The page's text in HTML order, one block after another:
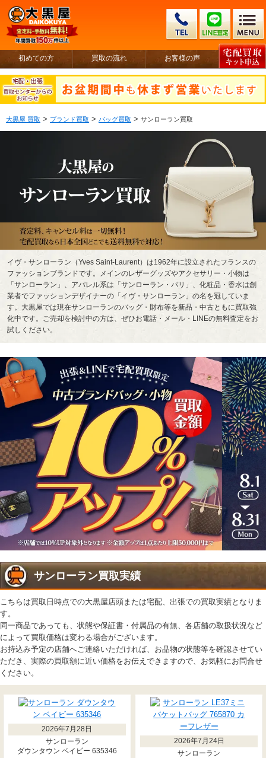
初めての方 買取の流れ お客様の声
大黒屋 買取 > ブランド買取 > バッグ買取 > サンローラン買取
イヴ・サンローラン（Yves Saint-Laurent）は1962年に設立されたフランスの
ファッションブランドです。メインのレザーグッズやアクセサリー・小物は
「サンローラン」、アパレル系は「サンローラン・パリ」、化粧品・香水は創
業者でファッションデザイナーの「イヴ・サンローラン」の名を冠していま
す。大黒屋では現在サンローランのバッグ・財布等を新品・中古ともに買取強
化中です。ご売却を検討中の方は、ぜひお電話・メール・LINEの無料査定をお
試しください。
サンローラン買取実績
こちらは買取日時点での大黒屋店頭または宅配、出張での買取実績となりま
す。
同一商品であっても、状態や保証書・付属品の有無、各店舗の取扱状況など
によって買取価格は変わる場合がございます。
お持込み予定の店舗へご連絡いただければ、お品物の状態等を確認させてい
ただき、実際の買取額に近い価格をお伝えできますので、お気軽にお問合せ
ください。
2026年7月28日
サンローラン
ダウンタウン ベイビー 635346
2026年7月24日
サンローラン